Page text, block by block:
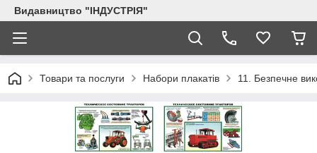
Видавництво "ІНДУСТРІЯ"
Товари та послуги Набори плакатів 11. Безпечне